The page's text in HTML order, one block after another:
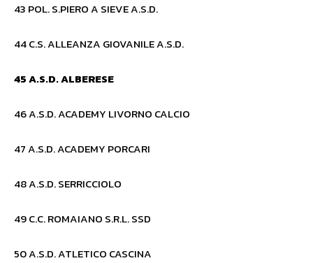
43 POL. S.PIERO A SIEVE A.S.D.
44 C.S. ALLEANZA GIOVANILE A.S.D.
45A.S.D. ALBERESE
46 A.S.D. ACADEMY LIVORNO CALCIO
47 A.S.D. ACADEMY PORCARI
48 A.S.D. SERRICCIOLO
49 C.C. ROMAIANO S.R.L. SSD
50 A.S.D. ATLETICO CASCINA